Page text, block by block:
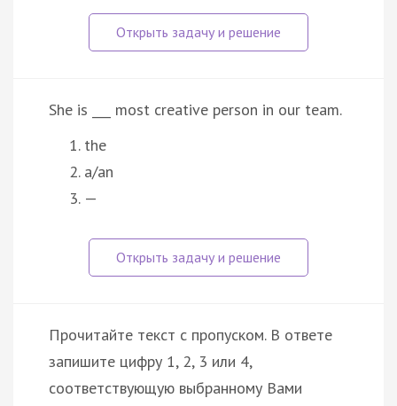
She is ___ most creative person in our team.
the
a/an
—
Прочитайте текст с пропуском. В ответе
запишите цифру 1, 2, 3 или 4,
соответствующую выбранному Вами